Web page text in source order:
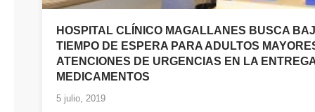
HOSPITAL CLÍNICO MAGALLANES BUSCA
TIEMPO DE ESPERA PARA ADULTOS
ATENCIONES DE URGENCIAS EN LA
MEDICAMENTOS
5 julio, 2019